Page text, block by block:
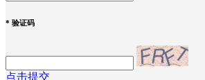
* 验证码
点击提交